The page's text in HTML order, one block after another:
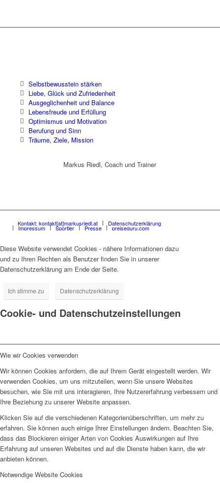
Selbstbewusstein stärken
Liebe, Glück und Zufriedenheit
Ausgeglichenheit und Balance
Lebensfreude und Erfüllung
Optimismus und Motivation
Berufung und Sinn
Träume, Ziele, Mission
Markus Riedl, Coach und Trainer
Kontakt: kontakt[at]markusriedl.at Datenschutzerklärung
Impressum Sportler Presse preiseguru.com
Diese Website verwendet Cookies - nähere Informationen dazu
und zu Ihren Rechten als Benutzer finden Sie in unserer
Datenschutzerklärung am Ende der Seite.
Ich stimme zu Datenschutzerklärung
Cookie- und Datenschutzeinstellungen
Wie wir Cookies verwenden
Wir können Cookies anfordern, die auf Ihrem Gerät eingestellt werden. Wir
verwenden Cookies, um uns mitzuteilen, wenn Sie unsere Websites
besuchen, wie Sie mit uns interagieren, Ihre Nutzererfahrung verbessern und
Ihre Beziehung zu unserer Website anpassen.
Klicken Sie auf die verschiedenen Kategorienüberschriften, um mehr zu
erfahren. Sie können auch einige Ihrer Einstellungen ändern. Beachten Sie,
dass das Blockieren einiger Arten von Cookies Auswirkungen auf Ihre
Erfahrung auf unseren Websites und auf die Dienste haben kann, die wir
anbieten können.
Notwendige Website Cookies